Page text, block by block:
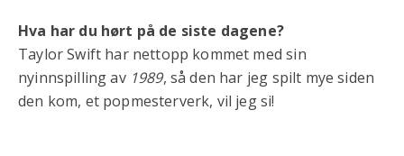
Hva har du hørt på de siste dagene?
Taylor Swift har nettopp kommet med sin
nyinnspilling av 1989, så den har jeg spilt mye siden
den kom, et popmesterverk, vil jeg si!